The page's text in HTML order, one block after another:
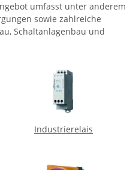
umfasst unter anderem
sowie zahlreiche
Schaltanlagenbau und
Industrierelais